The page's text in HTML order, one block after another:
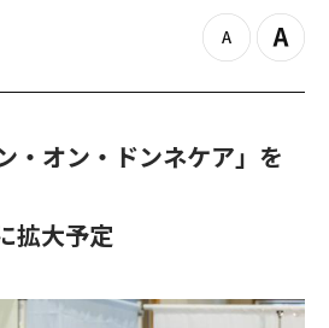
z
o
u
Z
o
n
・オン・ドンネケア」を
拡大予定